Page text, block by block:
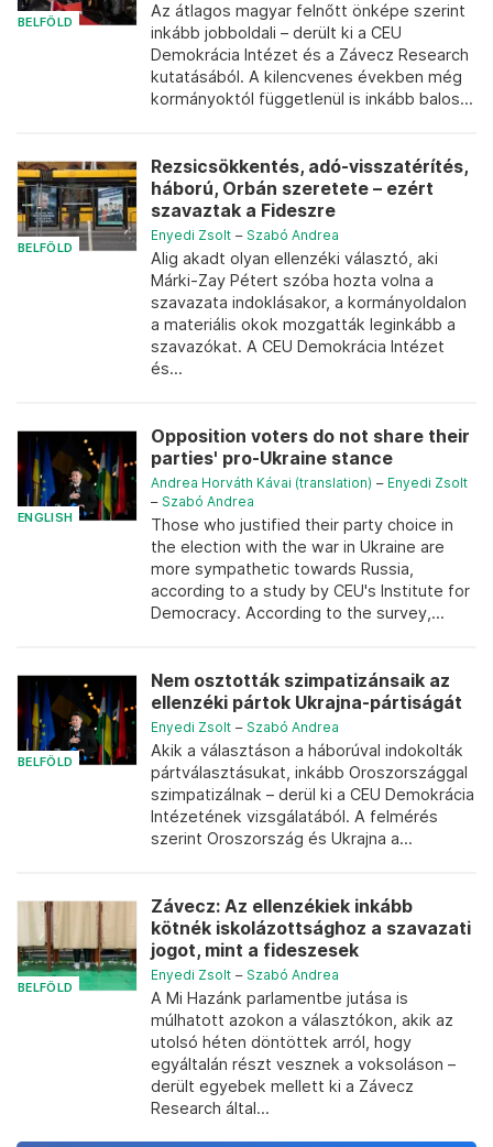
BELFÖLD
Az átlagos magyar felnőtt önképe szerint
inkább jobboldali – derült ki a CEU
Demokrácia Intézet és a Závecz Research
kutatásából. A kilencvenes években még
kormányoktól függetlenül is inkább balos...
BELFÖLD
Rezsicsökkentés, adó-visszatérítés,
háború, Orbán szeretete – ezért
szavaztak a Fideszre
Enyedi Zsolt – Szabó Andrea
Alig akadt olyan ellenzéki választó, aki
Márki-Zay Pétert szóba hozta volna a
szavazata indoklásakor, a kormányoldalon
a materiális okok mozgatták leginkább a
szavazókat. A CEU Demokrácia Intézet
és...
ENGLISH
Opposition voters do not share their
parties' pro-Ukraine stance
Andrea Horváth Kávai (translation) – Enyedi Zsolt
– Szabó Andrea
Those who justified their party choice in
the election with the war in Ukraine are
more sympathetic towards Russia,
according to a study by CEU's Institute for
Democracy. According to the survey,...
BELFÖLD
Nem osztották szimpatizánsaik az
ellenzéki pártok Ukrajna-pártiságát
Enyedi Zsolt – Szabó Andrea
Akik a választáson a háborúval indokolták
pártválasztásukat, inkább Oroszországgal
szimpatizálnak – derül ki a CEU Demokrácia
Intézetének vizsgálatából. A felmérés
szerint Oroszország és Ukrajna a...
BELFÖLD
Závecz: Az ellenzékiek inkább
kötnék iskolázottsághoz a szavazati
jogot, mint a fideszesek
Enyedi Zsolt – Szabó Andrea
A Mi Hazánk parlamentbe jutása is
múlhatott azokon a választókon, akik az
utolsó héten döntöttek arról, hogy
egyáltalán részt vesznek a voksoláson –
derült egyebek mellett ki a Závecz
Research által...